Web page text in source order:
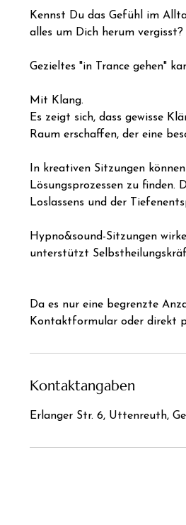
Kennst Du das Gefühl im
alles um Dich herum vergisst?
Gezieltes "in Trance gehen"
Mit Klang.
Es zeigt sich, dass gewisse
Raum erschaffen, der eine
In kreativen Sitzungen
Lösungsprozessen zu finden.
Loslassens und der
Hypno&sound-Sitzungen
unterstützt
Da es nur eine begrenzte
Kontaktformular oder direkt
Kontaktangaben
Erlanger Str. 6, Uttenreuth,